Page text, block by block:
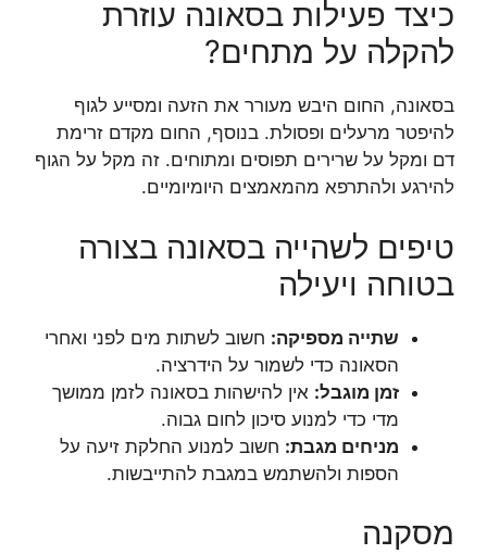
כיצד פעילות בסאונה עוזרת
להקלה על מתחים?
בסאונה, החום היבש מעורר את הזעה ומסייע לגוף
להיפטר מרעלים ופסולת. בנוסף, החום מקדם זרימת
דם ומקל על שרירים תפוסים ומתוחים. זה מקל על הגוף
להירגע ולהתרפא מהמאמצים היומיומיים.
טיפים לשהייה בסאונה בצורה
בטוחה ויעילה
שתייה מספיקה: חשוב לשתות מים לפני ואחרי
הסאונה כדי לשמור על הידרציה.
זמן מוגבל: אין להישהות בסאונה לזמן ממושך
מדי כדי למנוע סיכון לחום גבוה.
מניחים מגבת: חשוב למנוע החלקת זיעה על
הספות ולהשתמש במגבת להתייבשות.
מסקנה